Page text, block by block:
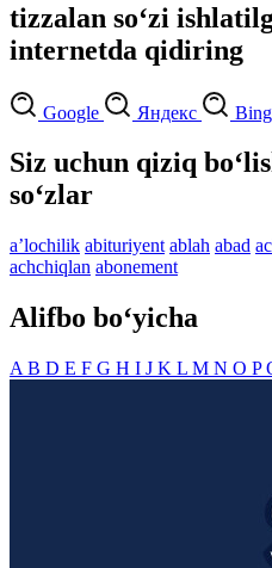
tizzalan so‘zi
internetda qidiring
Google Яндекс Bing
Siz uchun qiziq
so‘zlar
aʼlochilik abituriyent ablah abad
achchiqlan abonement
Alifbo bo‘yicha
A B D E F G H I J K L M N O P